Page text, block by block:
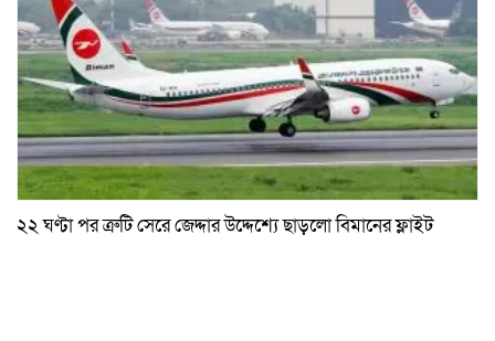
২২ ঘণ্টা পর ত্রুটি সেরে জেদ্দার উদ্দেশ্যে ছাড়লো বিমানের ফ্লাইট